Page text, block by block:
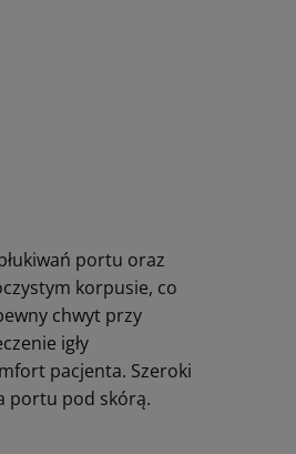
portu oraz
korpusie, co
chwyt przy
igły
pacjenta. Szeroki
portu pod skórą.